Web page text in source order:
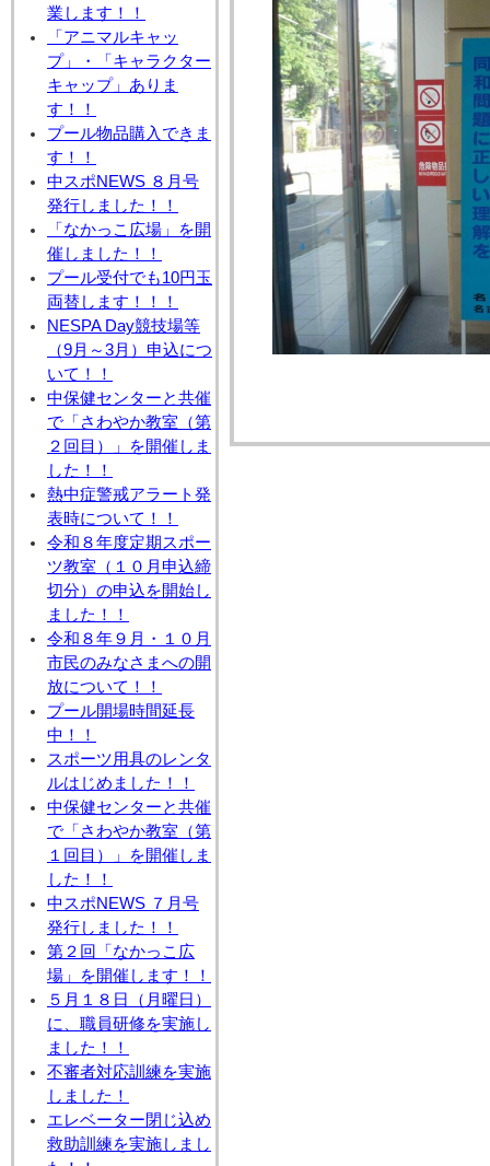
業します！！
「アニマルキャッ
プ」・「キャラクター
キャップ」ありま
す！！
プール物品購入できま
す！！
中スポNEWS ８月号
発行しました！！
「なかっこ広場」を開
催しました！！
プール受付でも10円玉
両替します！！！
NESPA Day競技場等
（9月～3月）申込につ
いて！！
中保健センターと共催
で「さわやか教室（第
２回目）」を開催しま
した！！
熱中症警戒アラート発
表時について！！
令和８年度定期スポー
ツ教室（１０月申込締
切分）の申込を開始し
ました！！
令和８年９月・１０月
市民のみなさまへの開
放について！！
プール開場時間延長
中！！
スポーツ用具のレンタ
ルはじめました！！
中保健センターと共催
で「さわやか教室（第
１回目）」を開催しま
した！！
中スポNEWS ７月号
発行しました！！
第２回「なかっこ広
場」を開催します！！
５月１８日（月曜日）
に、職員研修を実施し
ました！！
不審者対応訓練を実施
しました！
エレベーター閉じ込め
救助訓練を実施しまし